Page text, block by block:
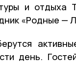
и
«Родные —
день.